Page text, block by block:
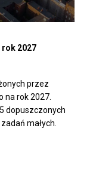
2027
przez
na rok 2027.
dopuszczonych
małych.